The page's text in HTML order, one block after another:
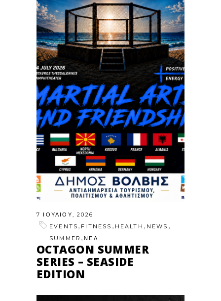
7 ΙΟΥΛΊΟΥ, 2026
EVENTS
FITNESS HEALTH NEWS
SUMMER ,ΝΕΑ
OCTAGON SUMMER
SERIES – SEASIDE
EDITION